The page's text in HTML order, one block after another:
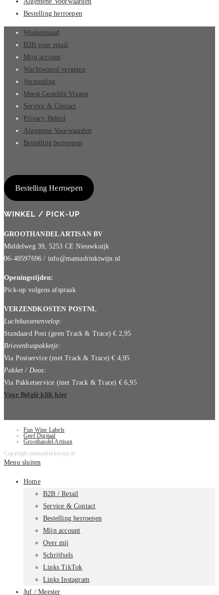
Bestelling herroepen
Winkelmand
B2B voor retail
Mijn account
Wachtwoord vergeten
Verzending
Meest Gestelde Vragen
Service & Contact
Privacy Beleid
Algemene Voorwaarden
Bestelling herroepen
Bestelling Herroepen
WINKEL / PICK-UP
GROOTHANDEL ARTISAN BV
Middelweg 39, 5253 CE Nieuwkuijk
06-40597696 / info@mamadrinktwijn.nl
Openingstijden:
Pick-up volgens afspraak
VERZENDKOSTEN POSTNL
Luchtkussenenvelop:
Standaard Post (geen Track & Trace) € 2,95
Brievenbuspakketje:
Via Postservice (met Track & Trace) € 4,95
Pakket / Doos:
Via Pakketservice (met Track & Trace) € 6,95
Voor België klik hier
Fun Wine Labels
Geef Digitaal
Groothandel Artisan
Copyright mamadrinktwijn.nl
Menu sluiten
Home
B2B / Retail
Service & Contact
Bestelling herroepen
Mijn account
Over mij
Schrijfsels
Links TikTok
Links Instagram
Juf / Meester